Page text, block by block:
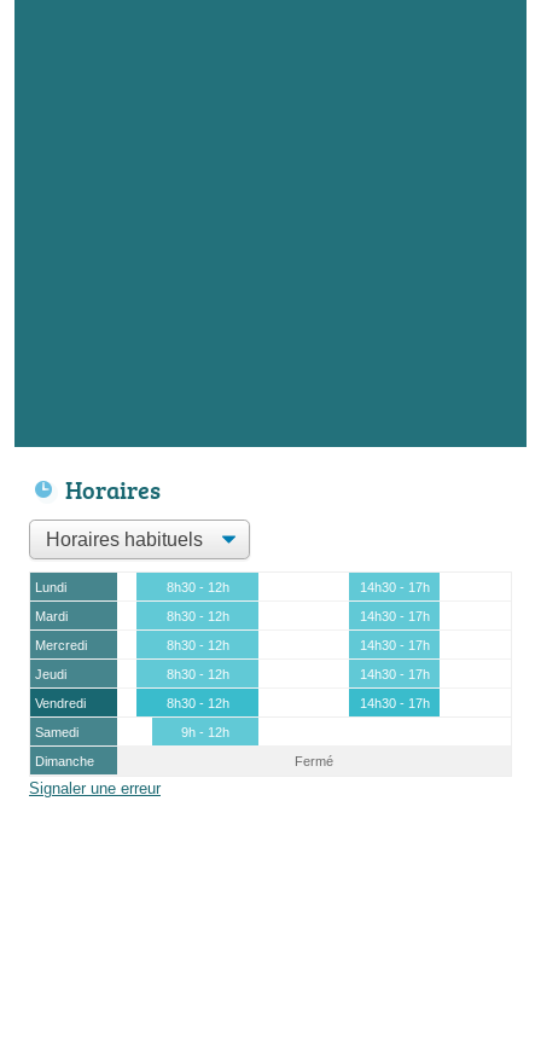
Horaires
Lundi 8h30 - 12h
14h30 - 17h
Mardi
8h30 - 12h
14h30 - 17h
Mercredi
8h30 - 12h
14h30 - 17h
Jeudi
8h30 - 12h
14h30 - 17h
Vendredi
8h30 - 12h
14h30 - 17h
Samedi
9h - 12h
Dimanche
Fermé
Signaler une erreur